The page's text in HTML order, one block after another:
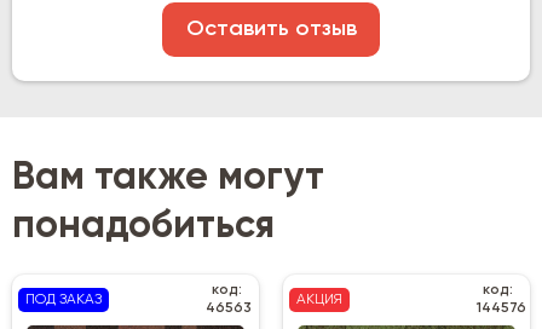
Оставить отзыв
Вам также могут
понадобиться
ПОД ЗАКАЗ
код:
46563
АКЦИЯ
код:
144576